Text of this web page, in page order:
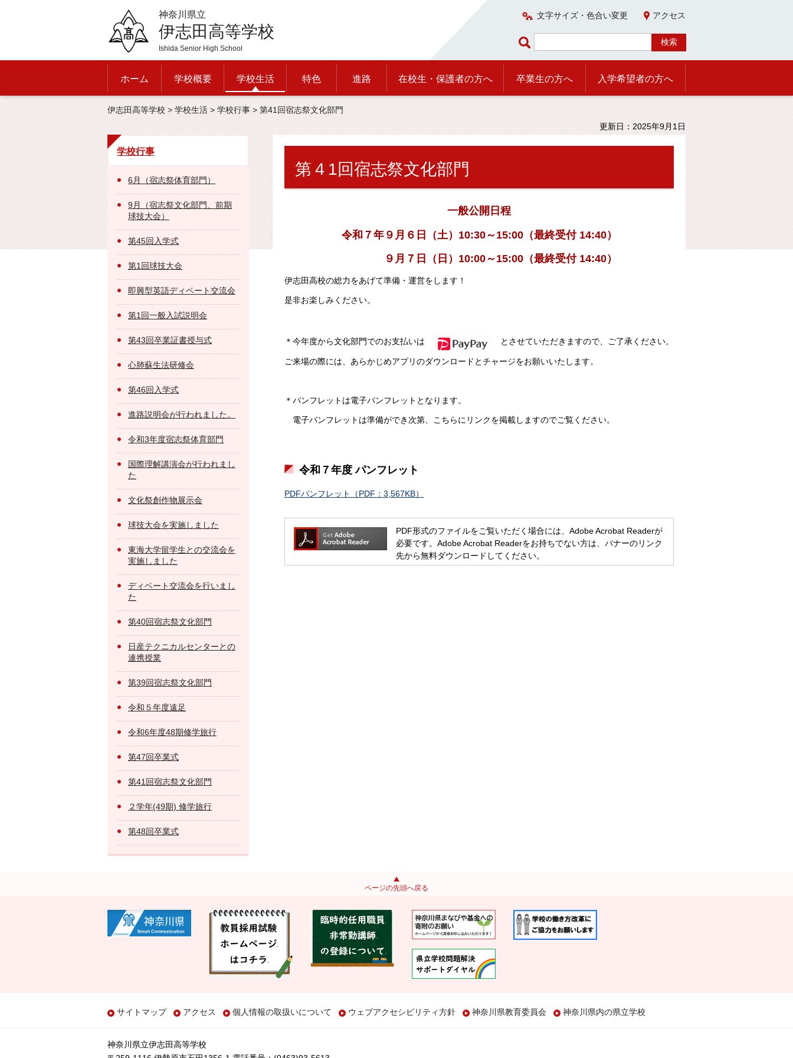
神奈川県立
伊志田高等学校
Ishida Senior High School
文字サイズ・色合い変更 アクセス
ホーム 学校概要 学校生活 特色 進路 在校生・保護者の方へ 卒業生の方へ 入学希望者の方へ
伊志田高等学校>学校生活>学校行事> 第41回宿志祭文化部門
更新日：2025年9月1日
学校行事
6月（宿志祭体育部門）
9月（宿志祭文化部門、前期
球技大会）
第45回入学式
第1回球技大会
即興型英語ディベート交流会
第1回一般入試説明会
第43回卒業証書授与式
心肺蘇生法研修会
第46回入学式
進路説明会が行われました。
令和3年度宿志祭体育部門
国際理解講演会が行われまし
た
文化祭創作物展示会
球技大会を実施しました
東海大学留学生との交流会を
実施しました
ディベート交流会を行いまし
た
第40回宿志祭文化部門
日産テクニカルセンターとの
連携授業
第39回宿志祭文化部門
令和５年度遠足
令和6年度48期修学旅行
第47回卒業式
第41回宿志祭文化部門
２学年(49期) 修学旅行
第48回卒業式
第４1回宿志祭文化部門
一般公開日程
令和７年９月６日（土）10:30～15:00（最終受付 14:40）
９月７日（日）10:00～15:00（最終受付 14:40）
伊志田高校の総力をあげて準備・運営をします！
是非お楽しみください。
＊今年度から文化部門でのお支払いは とさせていただきますので、ご了承ください。
ご来場の際には、あらかじめアプリのダウンロードとチャージをお願いいたします。
＊パンフレットは電子パンフレットとなります。
電子パンフレットは準備ができ次第、こちらにリンクを掲載しますのでご覧ください。
令和７年度 パンフレット
PDFパンフレット（PDF：3,567KB）
PDF形式のファイルをご覧いただく場合には、Adobe Acrobat Readerが
必要です。Adobe Acrobat Readerをお持ちでない方は、バナーのリンク
先から無料ダウンロードしてください。
ページの先頭へ戻る
サイトマップ アクセス 個人情報の取扱いについて ウェブアクセシビリティ方針 神奈川県教育委員会 神奈川県内の県立学校
神奈川県立伊志田高等学校